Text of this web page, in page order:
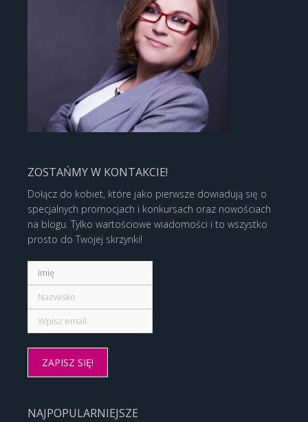
ZOSTAŃMY W KONTAKCIE!
Dołącz do kobiet, które jako pierwsze dowiadują się o
specjalnych promocjach i konkursach oraz nowościach
na blogu. Tylko wartościowe wiadomości i to wszystko
prosto do Twojej skrzynki!
NAJPOPULARNIEJSZE